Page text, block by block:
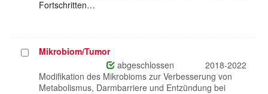
Fortschritten…
ProjektMikrobiom/Tumor
abgeschlossen
2018-2022
Modifikation des Mikrobioms zur Verbesserung von
Metabolismus, Darmbarriere und Entzündung bei